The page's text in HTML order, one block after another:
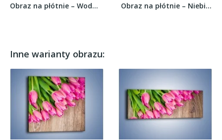
Obraz na płótnie – Woda dookoła storczyka –... Obraz na płótnie – Niebieskie główki...
Inne warianty obrazu: